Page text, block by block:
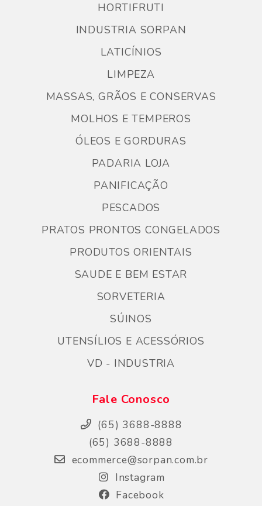
HORTIFRUTI
INDUSTRIA SORPAN
LATICÍNIOS
LIMPEZA
MASSAS, GRÃOS E CONSERVAS
MOLHOS E TEMPEROS
ÓLEOS E GORDURAS
PADARIA LOJA
PANIFICAÇÃO
PESCADOS
PRATOS PRONTOS CONGELADOS
PRODUTOS ORIENTAIS
SAUDE E BEM ESTAR
SORVETERIA
SÚINOS
UTENSÍLIOS E ACESSÓRIOS
VD - INDUSTRIA
Fale Conosco
(65) 3688-8888
(65) 3688-8888
ecommerce@sorpan.com.br
Instagram
Facebook